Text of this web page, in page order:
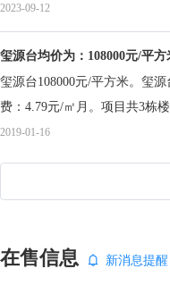
2023-09-12
玺源台均价为：108000元/平方
玺源台108000元/平方米。玺
费：4.79元/㎡月。项目共3栋
学、北京第二实验小学、第十
2019-01-16
在售信息 新消息提醒